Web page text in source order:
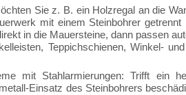
Sie z. B. ein Holzregal an die
mit einem Steinbohrer getrennt
in die Mauersteine, dann passen
Teppichschienen, Winkel-
mit Stahlarmierungen: Trifft ein
Einsatz des Steinbohrers